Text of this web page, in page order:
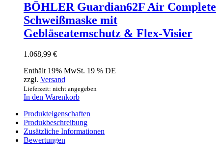
BÖHLER Guardian62F Air Complete
Schweißmaske mit
Gebläseatemschutz & Flex-Visier
1.068,99 €
Enthält 19% MwSt. 19 % DE
zzgl. Versand
Lieferzeit: nicht angegeben
In den Warenkorb
Produkteigenschaften
Produkbeschreibung
Zusätzliche Informationen
Bewertungen